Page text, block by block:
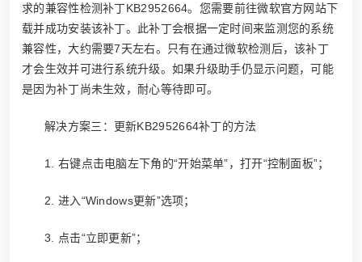
求的兼容性检测补丁KB2952664。您需要前往微软官方网站下
载并成功安装该补丁。此补丁会根据一定时间来监测您的系统
兼容性，大约需要7天左右。只有在通过微软检测后，该补丁
才会生效并可进行系统升级。如果升级助手仍显示问题，可能
是因为补丁尚未生效，耐心等待即可。
解决方案三：更新KB2952664补丁的方法
1. 右键点击电脑左下角的“开始菜单”，打开“控制面板”；
2. 进入“Windows更新”选项；
3. 点击“立即更新”；